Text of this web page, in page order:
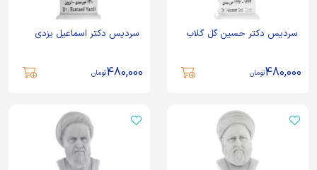
سردیس دکتر حسین گل گلاب
480,000تومان
سردیس دکتر اسماعیل یزدی
480,000تومان